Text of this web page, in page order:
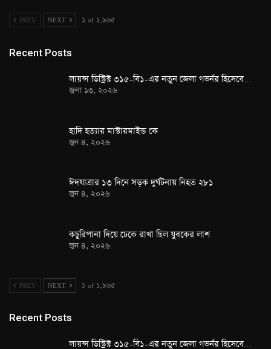
PREV NEXT ১ of ১,৯৬৫
Recent Posts
লায়ন্স ডিস্ট্রিক্ট ৩১৫-বি১-এর নতুন জেলা গভর্নর হিসেবে…
জুলা ১৩, ২০২৬
হাদি হত্যার মাস্টারমাইন্ড কে
জুন ৪, ২০২৬
ঈদযাত্রার ১৩ দিনে সড়ক দুর্ঘটনায় নিহত ২৮১
জুন ৪, ২০২৬
কচুরিপানা দিয়ে ঢেকে রাখা ছিল যুবকের লাশ
জুন ৪, ২০২৬
PREV NEXT ১ of ১,৯৬৫
Recent Posts
লায়ন্স ডিস্ট্রিক্ট ৩১৫-বি১-এর নতুন জেলা গভর্নর হিসেবে…